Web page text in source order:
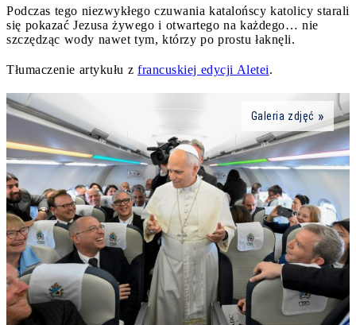
Podczas tego niezwykłego czuwania katalońscy katolicy starali
się pokazać Jezusa żywego i otwartego na każdego… nie
szczędząc wody nawet tym, którzy po prostu łaknęli.
Tłumaczenie artykułu z francuskiej edycji Aletei.
Galeria zdjęć